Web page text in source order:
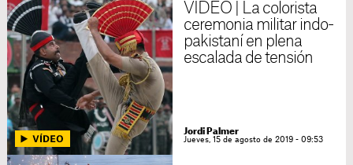
VÍDEO | La colorista
ceremonia militar indo-
pakistaní en plena
escalada de tensión
Jordi Palmer
Jueves, 15 de agosto de 2019 - 09:53